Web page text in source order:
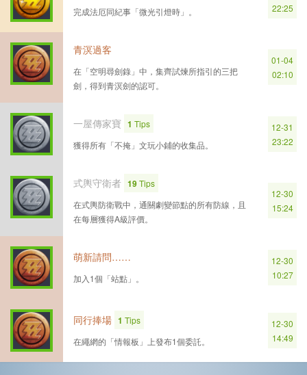
完成法厄同紀事「微光引燈時」。
22:25
青溟過客
在「空明尋劍錄」中，集齊試煉所指引的三把
劍，得到青溟劍的認可。
01-04
02:10
一屋傳家寶 1 Tips
獲得所有「不掩」文玩小鋪的收集品。
12-31
23:22
式輿守衛者 19Tips
在式輿防衛戰中，通關劇變節點的所有防線，且
在每層獲得A級評價。
12-30
15:24
萌新請問……
加入1個「站點」。
12-30
10:27
同行捧場 1 Tips
在繩網的「情報板」上發布1個委託。
12-30
14:49